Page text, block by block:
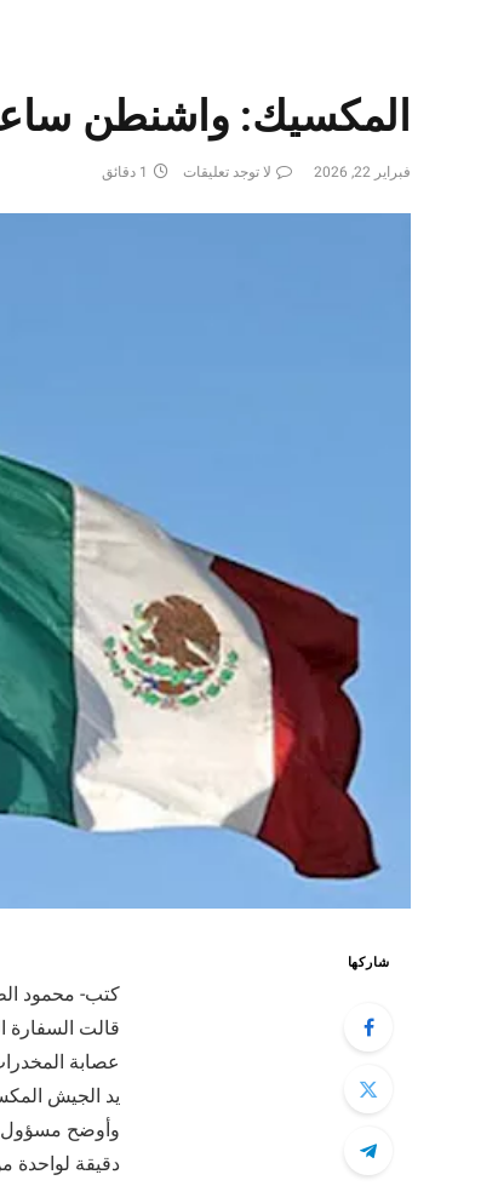
المكسيك: واشنطن
فبراير 22, 2026 لا توجد تعليقات 1 دقائق
شاركها
كتب- محمود
قالت السفارة
عصابة
يد الجيش
وأوضح مسؤول
دقيقة لواحدة